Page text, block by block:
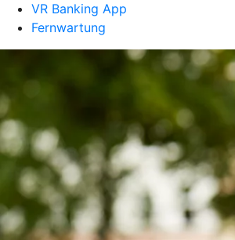
VR Banking App
Fernwartung